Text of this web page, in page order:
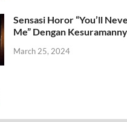
Sensasi Horor “You’ll
Me” Dengan
March 25, 2024